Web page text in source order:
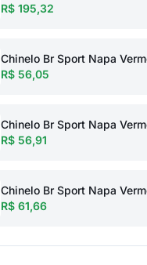
R$ 195,32
Chinelo Br Sport Napa
R$ 56,05
Chinelo Br Sport Napa
R$ 56,91
Chinelo Br Sport Napa
R$ 61,66